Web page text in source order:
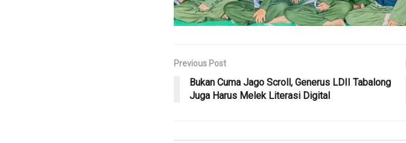
Previous Post
Bukan Cuma Jago Scroll, Generus LDII Tabalong
Juga Harus Melek Literasi Digital